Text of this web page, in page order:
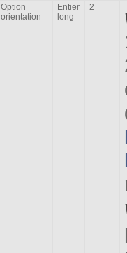
Option
orientation
Entier
long
2